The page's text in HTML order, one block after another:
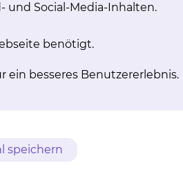
wir über die besondere
und Social-Media-Inhalten.
benötigt.
besseres Benutzererlebnis.
speichern